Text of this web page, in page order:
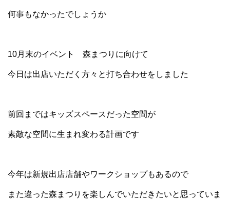
何事もなかったでしょうか
10月末のイベント 森まつりに向けて
今日は出店いただく方々と打ち合わせをしました
前回まではキッズスペースだった空間が
素敵な空間に生まれ変わる計画です
今年は新規出店店舗やワークショップもあるので
また違った森まつりを楽しんでいただきたいと思っていま